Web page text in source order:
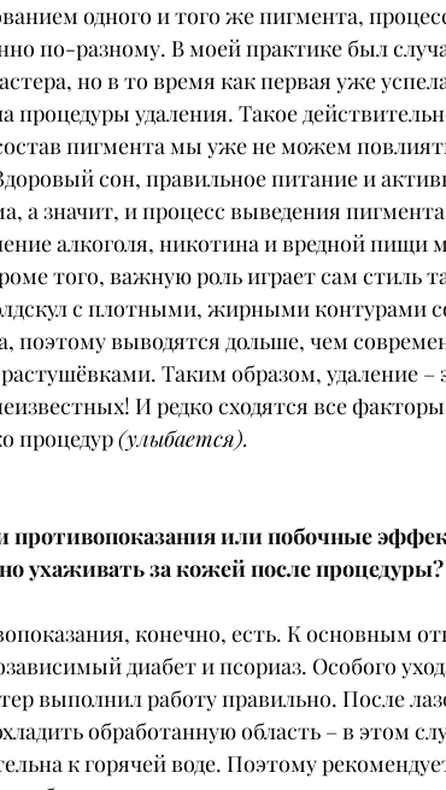
одного и того же пигмента,
по-разному. В моей практике был
но в то время как первая уже
процедуры удаления. Такое
пигмента мы уже не можем
сон, правильное питание и
а значит, и процесс выведения
алкоголя, никотина и вредной пищи
того, важную роль играет сам стиль
с плотными, жирными контурами
поэтому выводятся дольше, чем
Таким образом, удаление
И редко сходятся все
процедур (улыбается).
противопоказания или побочные
ухаживать за кожей после процедуры?
конечно, есть. К основным
диабет и псориаз. Особого
выполнил работу правильно. После
обработанную область – в этом
к горячей воде. Поэтому